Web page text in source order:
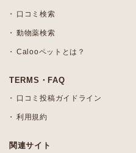
口コミ検索
動物薬検索
Calooペットとは？
TERMS・FAQ
口コミ投稿ガイドライン
利用規約
関連サイト